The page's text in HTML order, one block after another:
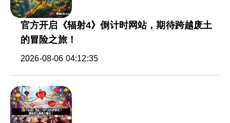
官方开启《辐射4》倒计时网站，期待跨越废土
的冒险之旅！
2026-08-06 04:12:35